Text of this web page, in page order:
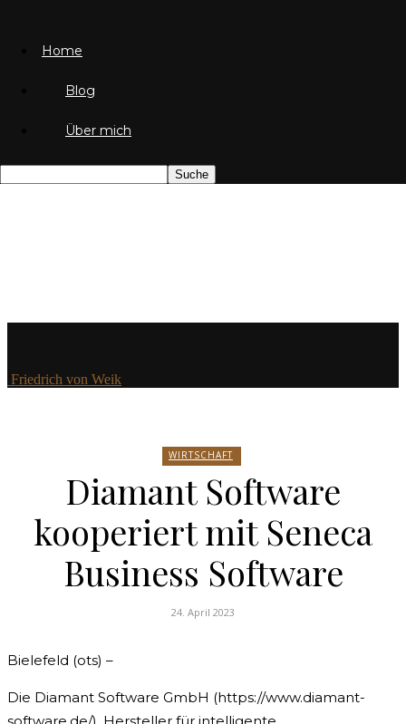
Friedrich von Weik
Home
Blog
Über mich
WIRTSCHAFT
Diamant Software
kooperiert mit Seneca
Business Software
24. April 2023
Bielefeld (ots) –
Die Diamant Software GmbH (https://www.diamant-